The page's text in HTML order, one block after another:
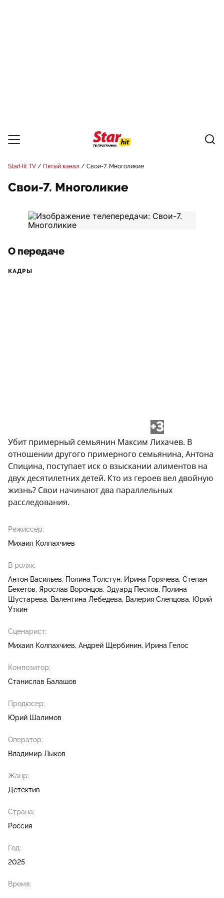
StarHit TV Пятый канал Свои-7. Многоликие
Свои-7. Многоликие
О передаче
КАДРЫ
+3
Убит примерный семьянин Максим Лихачев. В
отношении другого примерного семьянина, Антона
Спицина, поступает иск о взыскании алиментов на
двух десятилетних детей. Кто из героев вел двойную
жизнь? Свои начинают два параллельных
расследования.
Режиссер:
Михаил Колпахчиев
В ролях:
Антон Васильев
Полина Толстун Ирина Горячева Степан
Бекетов Ярослав Воронцов Эдуард Песков
Полина
Шустарева Валентина Лебедева Валерия Слепцова Юрий
Уткин
Сценарист:
Михаил Колпахчиев Андрей Щербинин Ирина Гелос
Композитор:
Станислав Балашов
Продюсер:
Юрий Шалимов
Оператор:
Владимир Лыков
Жанр:
Детектив
Страна:
Россия
Год:
2025
Время: